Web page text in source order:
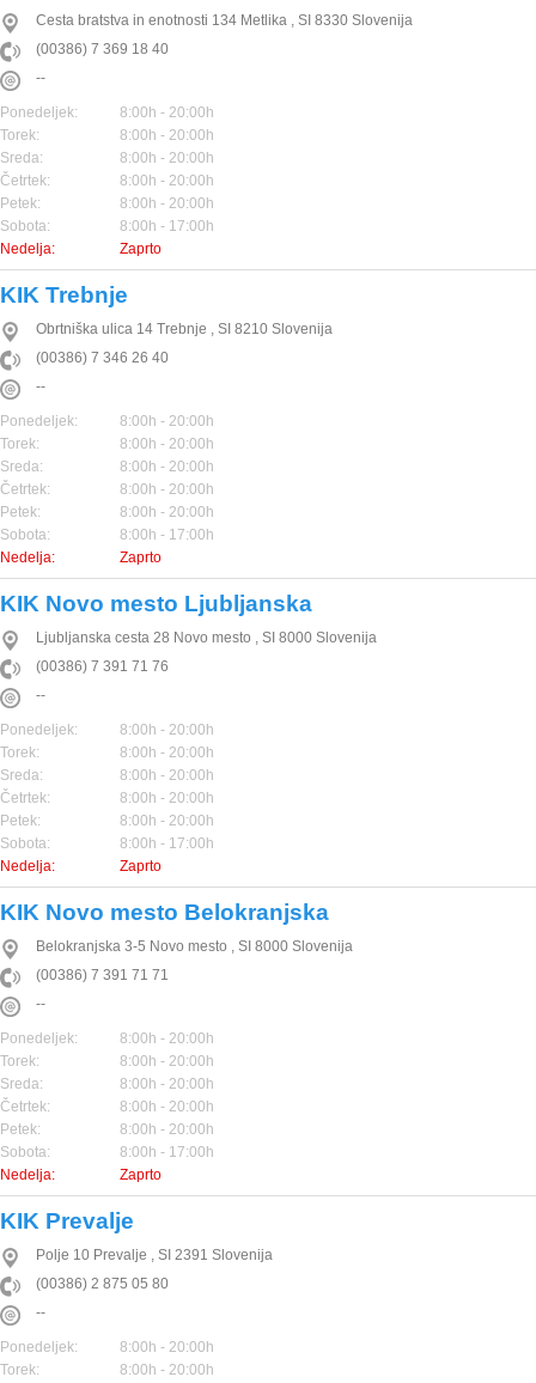
Cesta bratstva in enotnosti 134 Metlika , SI 8330 Slovenija
(00386) 7 369 18 40
--
Ponedeljek:
8:00h - 20:00h
Torek:
8:00h - 20:00h
Sreda:
8:00h - 20:00h
Četrtek:
8:00h - 20:00h
Petek:
8:00h - 20:00h
Sobota:
8:00h - 17:00h
Nedelja:
Zaprto
KIK Trebnje
Obrtniška ulica 14 Trebnje , SI 8210 Slovenija
(00386) 7 346 26 40
--
Ponedeljek:
8:00h - 20:00h
Torek:
8:00h - 20:00h
Sreda:
8:00h - 20:00h
Četrtek:
8:00h - 20:00h
Petek:
8:00h - 20:00h
Sobota:
8:00h - 17:00h
Nedelja:
Zaprto
KIK Novo mesto Ljubljanska
Ljubljanska cesta 28 Novo mesto , SI 8000 Slovenija
(00386) 7 391 71 76
--
Ponedeljek:
8:00h - 20:00h
Torek:
8:00h - 20:00h
Sreda:
8:00h - 20:00h
Četrtek:
8:00h - 20:00h
Petek:
8:00h - 20:00h
Sobota:
8:00h - 17:00h
Nedelja:
Zaprto
KIK Novo mesto Belokranjska
Belokranjska 3-5 Novo mesto , SI 8000 Slovenija
(00386) 7 391 71 71
--
Ponedeljek:
8:00h - 20:00h
Torek:
8:00h - 20:00h
Sreda:
8:00h - 20:00h
Četrtek:
8:00h - 20:00h
Petek:
8:00h - 20:00h
Sobota:
8:00h - 17:00h
Nedelja:
Zaprto
KIK Prevalje
Polje 10 Prevalje , SI 2391 Slovenija
(00386) 2 875 05 80
--
Ponedeljek:
8:00h - 20:00h
Torek:
8:00h - 20:00h